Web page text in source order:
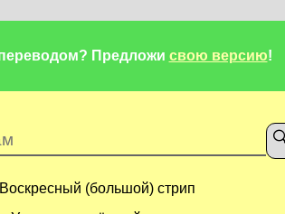
Предложи свою версию!
Воскресный (большой) стрип